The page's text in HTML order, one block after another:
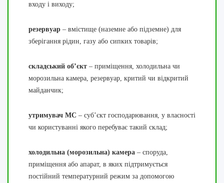
входу і виходу;
резервуар – вмістище (наземне або підземне) для
зберігання рідин, газу або сипких товарів;
складський об’єкт – приміщення, холодильна чи
морозильна камера, резервуар, критий чи відкритий
майданчик;
утримувач МС – суб’єкт господарювання, у власності
чи користуванні якого перебуває такий склад;
холодильна (морозильна) камера – споруда,
приміщення або апарат, в яких підтримується
постійний температурний режим за допомогою